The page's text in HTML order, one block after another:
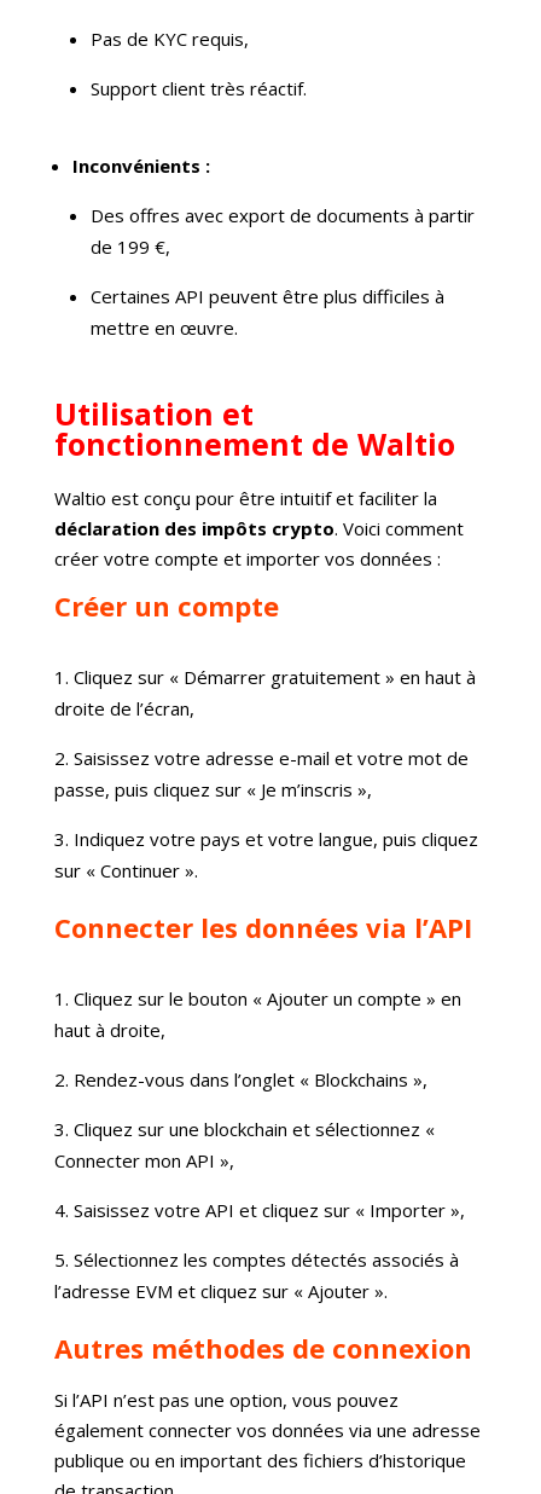
Pas de KYC requis,
Support client très réactif.
Inconvénients :
Des offres avec export de documents à partir
de 199 €,
Certaines API peuvent être plus difficiles à
mettre en œuvre.
Utilisation et
fonctionnement de Waltio
Waltio est conçu pour être intuitif et faciliter la
déclaration des impôts crypto. Voici comment
créer votre compte et importer vos données :
Créer un compte
Cliquez sur « Démarrer gratuitement » en haut à
droite de l’écran,
Saisissez votre adresse e-mail et votre mot de
passe, puis cliquez sur « Je m’inscris »,
Indiquez votre pays et votre langue, puis cliquez
sur « Continuer ».
Connecter les données via l’API
Cliquez sur le bouton « Ajouter un compte » en
haut à droite,
Rendez-vous dans l’onglet « Blockchains »,
Cliquez sur une blockchain et sélectionnez «
Connecter mon API »,
Saisissez votre API et cliquez sur « Importer »,
Sélectionnez les comptes détectés associés à
l’adresse EVM et cliquez sur « Ajouter ».
Autres méthodes de connexion
Si l’API n’est pas une option, vous pouvez
également connecter vos données via une adresse
publique ou en important des fichiers d’historique